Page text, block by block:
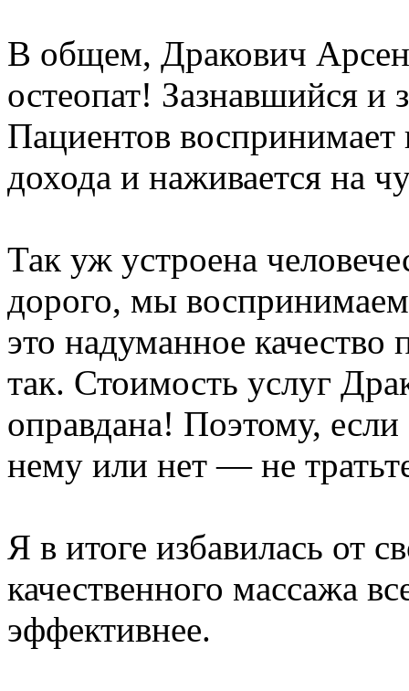
В общем, Дракович
остеопат! Зазнавшийся и
Пациентов воспринимает
дохода и наживается на
Так уж устроена
дорого, мы воспринимаем
это надуманное качество
так. Стоимость услуг
оправдана! Поэтому,
нему или нет — не
Я в итоге избавилась от
качественного массажа
эффективнее.